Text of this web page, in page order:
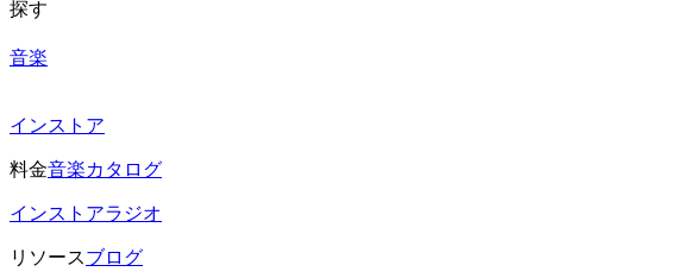
探す
音楽
インストア
料金音楽カタログ
インストアラジオ
リソースブログ